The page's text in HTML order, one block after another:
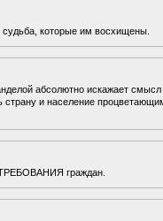
судьба, которые им восхищены.
абсолютно искажает
страну и население
ТРЕБОВАНИЯ граждан.